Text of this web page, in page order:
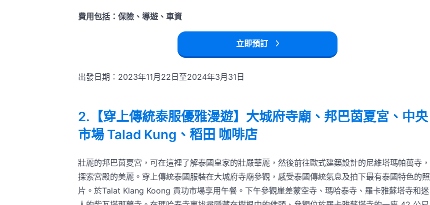
費用包括：保險、導遊、車資
立即預訂
出發日期：2023年11月22日至2024年3月31日
2.【穿上傳統泰服優雅漫遊】大城府寺廟、邦巴茵夏宮、中央
市場 Talad Kung、稻田 咖啡店
壯麗的邦巴茵夏宮，可在這裡了解泰國皇家的壯嚴華麗，然後前往歐式建築設計的尼維塔瑪帕萬寺，
探索宮殿的美麗。穿上傳統泰國服裝在大城府寺廟參觀，感受泰國傳統氣息及拍下最有泰國特色的照
片。於Talat Klang Koong 貢功市場享用午餐。下午參觀崖差蒙空寺、瑪哈泰寺、羅卡雅蘇塔寺和迷